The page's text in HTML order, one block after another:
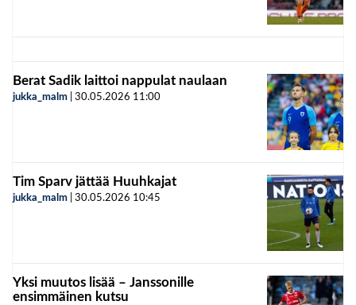
Berat Sadik laittoi nappulat naulaan
jukka_malm 30.05.2026 11:00
Tim Sparv jättää Huuhkajat
jukka_malm 30.05.2026 10:45
Yksi muutos lisää – Janssonille
ensimmäinen kutsu